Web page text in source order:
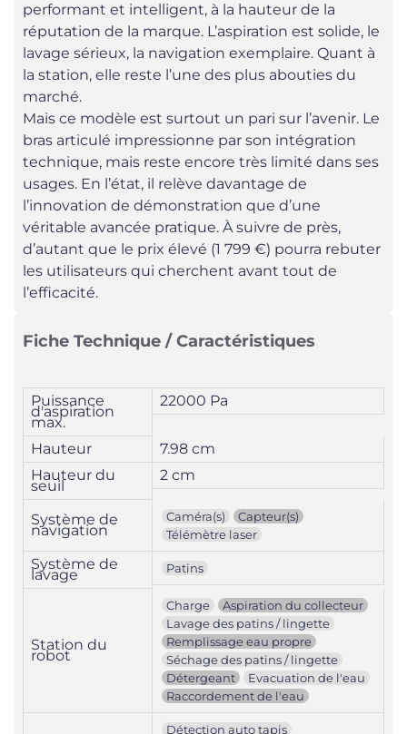
performant et intelligent, à la hauteur de la
réputation de la marque. L’aspiration est solide, le
lavage sérieux, la navigation exemplaire. Quant à
la station, elle reste l’une des plus abouties du
marché.
Mais ce modèle est surtout un pari sur l’avenir. Le
bras articulé impressionne par son intégration
technique, mais reste encore très limité dans ses
usages. En l’état, il relève davantage de
l’innovation de démonstration que d’une
véritable avancée pratique. À suivre de près,
d’autant que le prix élevé (1 799 €) pourra rebuter
les utilisateurs qui cherchent avant tout de
l’efficacité.
Fiche Technique / Caractéristiques
Puissance
d'aspiration
max.
22000 Pa
Hauteur
7.98 cm
Hauteur du
seuil
2 cm
Système de
navigation
Caméra(s)
Capteur(s)
Télémètre laser
Système de
lavage Patins
Station du
robot
Charge
Aspiration du collecteur
Lavage des patins / lingette
Remplissage eau propre
Séchage des patins / lingette
Détergeant
Evacuation de l'eau
Raccordement de l'eau
Détection auto tapis